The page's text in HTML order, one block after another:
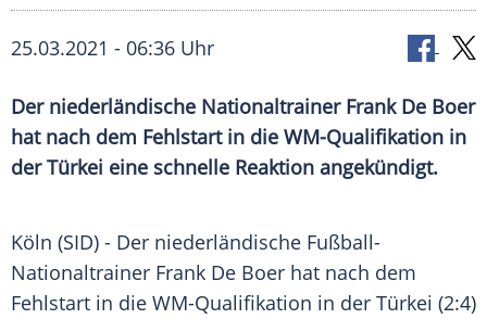
25.03.2021 - 06:36 Uhr
Der niederländische Nationaltrainer Frank De Boer
hat nach dem Fehlstartin die WM-Qualifikation in
derTürkei eine schnelle Reaktion angekündigt.
Köln (SID) - Der niederländische Fußball-
Nationaltrainer Frank De Boer hat nach dem
Fehlstart in die WM-Qualifikation in der Türkei (2:4)